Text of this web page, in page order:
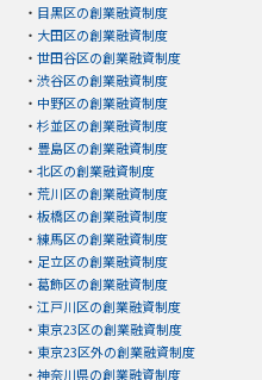
・ 目黒区の創業融資制度
・ 大田区の創業融資制度
・ 世田谷区の創業融資制度
・ 渋谷区の創業融資制度
・ 中野区の創業融資制度
・ 杉並区の創業融資制度
・ 豊島区の創業融資制度
・ 北区の創業融資制度
・ 荒川区の創業融資制度
・ 板橋区の創業融資制度
・ 練馬区の創業融資制度
・ 足立区の創業融資制度
・ 葛飾区の創業融資制度
・ 江戸川区の創業融資制度
・ 東京23区の創業融資制度
・ 東京23区外の創業融資制度
・ 神奈川県の創業融資制度